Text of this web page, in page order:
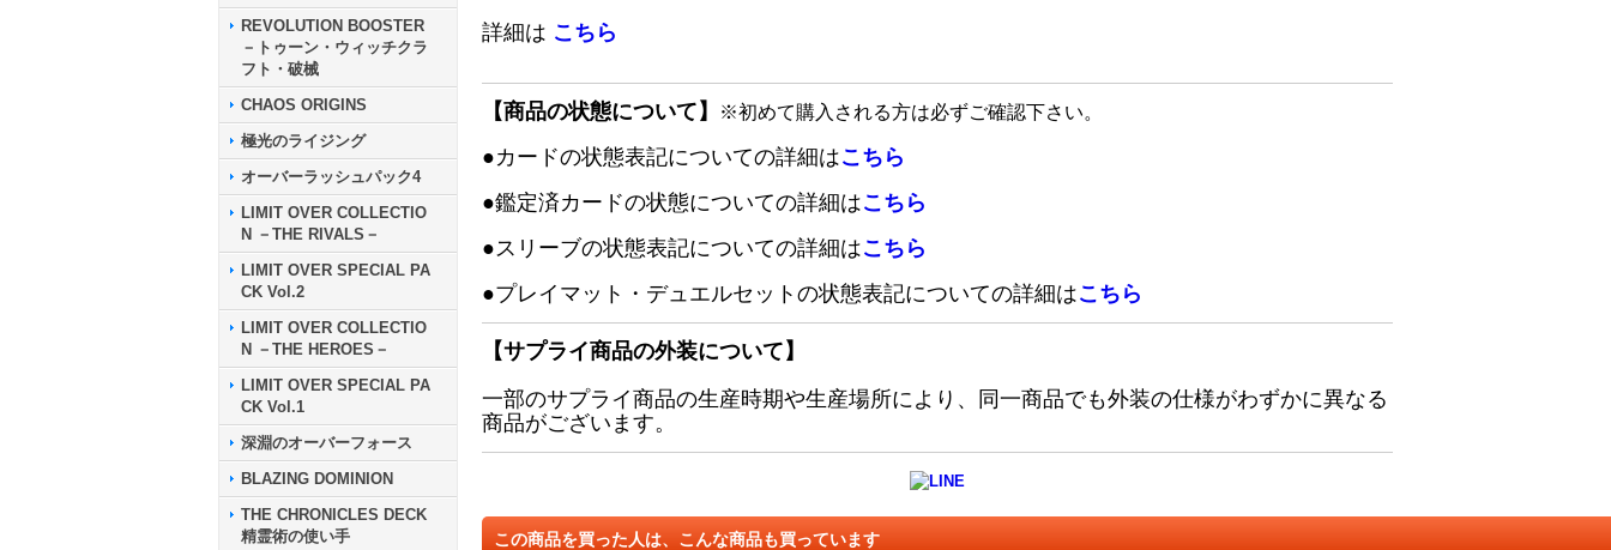
REVOLUTION BOOSTER
－トゥーン・ウィッチクラ
フト・破械
CHAOS ORIGINS
極光のライジング
オーバーラッシュパック4
LIMIT OVER COLLECTIO
N －THE RIVALS－
LIMIT OVER SPECIAL PA
CK Vol.2
LIMIT OVER COLLECTIO
N －THE HEROES－
LIMIT OVER SPECIAL PA
CK Vol.1
深淵のオーバーフォース
BLAZING DOMINION
THE CHRONICLES DECK
精霊術の使い手
詳細は こちら
【商品の状態について】 ※初めて購入される方は必ずご確認下さい。
●カードの状態表記についての詳細はこちら
●鑑定済カードの状態についての詳細はこちら
●スリーブの状態表記についての詳細はこちら
●プレイマット・デュエルセットの状態表記についての詳細はこちら
【サプライ商品の外装について】
一部のサプライ商品の生産時期や生産場所により、同一商品でも外装の仕様がわずかに異なる
商品がございます。
この商品を買った人は、こんな商品も買っています